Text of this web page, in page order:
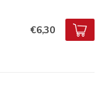
€6,30